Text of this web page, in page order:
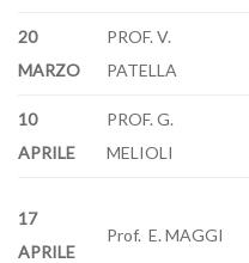
20
MARZO
PROF. V.
PATELLA
10
APRILE
PROF. G.
MELIOLI
17
APRILE
Prof. E. MAGGI